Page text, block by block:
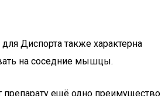
Диспорта также характерна
на соседние мышцы.
препарату ещё одно преимущество